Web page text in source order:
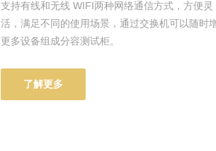
支持有线和无线 WIFI两种网络通信方式，方便灵
活，满足不同的使用场景，通过交换机可以随时
更多设备组成分容测试柜。
了解更多